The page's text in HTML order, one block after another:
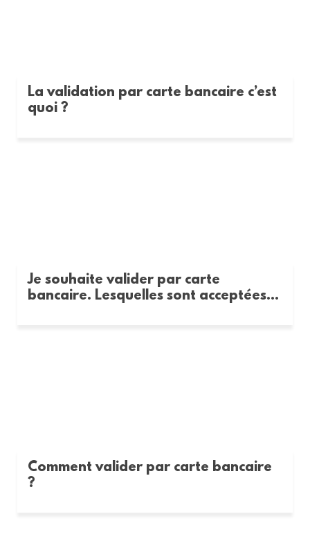
La validation par carte bancaire c’est
quoi ?
Je souhaite valider par carte
bancaire. Lesquelles sont acceptées...
Comment valider par carte bancaire
?